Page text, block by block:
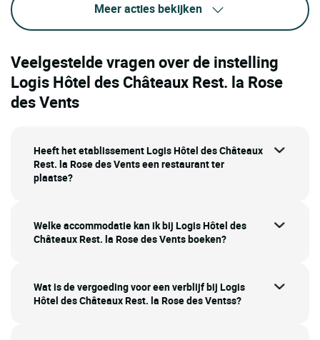
Meer acties bekijken
Veelgestelde vragen over de instelling
Logis Hôtel des Châteaux Rest. la Rose
des Vents
Heeft het etablissement Logis Hôtel des Châteaux
Rest. la Rose des Vents een restaurant ter
plaatse?
Welke accommodatie kan ik bij Logis Hôtel des
Châteaux Rest. la Rose des Vents boeken?
Wat is de vergoeding voor een verblijf bij Logis
Hôtel des Châteaux Rest. la Rose des Ventss?